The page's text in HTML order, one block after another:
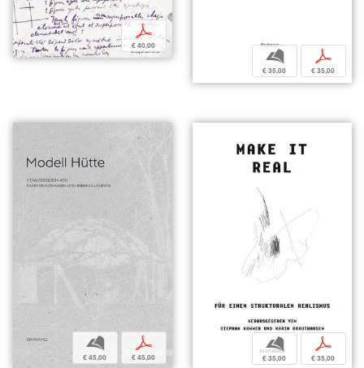
p
€ 40,00
b
€ 35,00
p
€ 35,00
b
€ 45,00
p
€ 45,00
b
€ 35,00
p
€ 35,00